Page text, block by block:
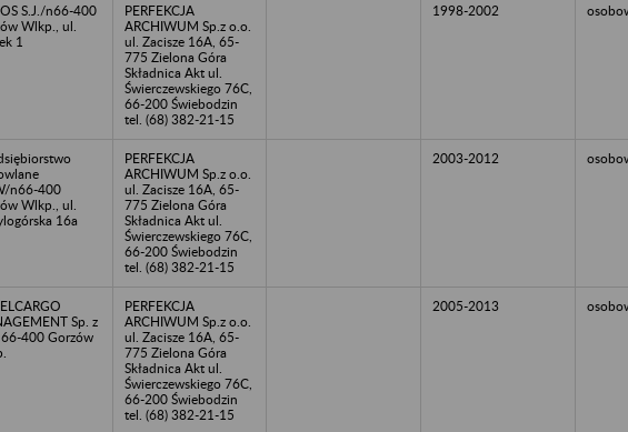
S.J./n66-400
Wlkp., ul.
1
PERFEKCJA
ARCHIWUM Sp.z o.o.
ul. Zacisze 16A, 65-
775 Zielona Góra
Składnica Akt ul.
Świerczewskiego 76C,
66-200 Świebodzin
tel. (68) 382-21-15
1998-2002
n66-400
Wlkp., ul.
16a
PERFEKCJA
ARCHIWUM Sp.z o.o.
ul. Zacisze 16A, 65-
775 Zielona Góra
Składnica Akt ul.
Świerczewskiego 76C,
66-200 Świebodzin
tel. (68) 382-21-15
2003-2012
Sp. z
400 Gorzów
PERFEKCJA
ARCHIWUM Sp.z o.o.
ul. Zacisze 16A, 65-
775 Zielona Góra
Składnica Akt ul.
Świerczewskiego 76C,
66-200 Świebodzin
tel. (68) 382-21-15
2005-2013